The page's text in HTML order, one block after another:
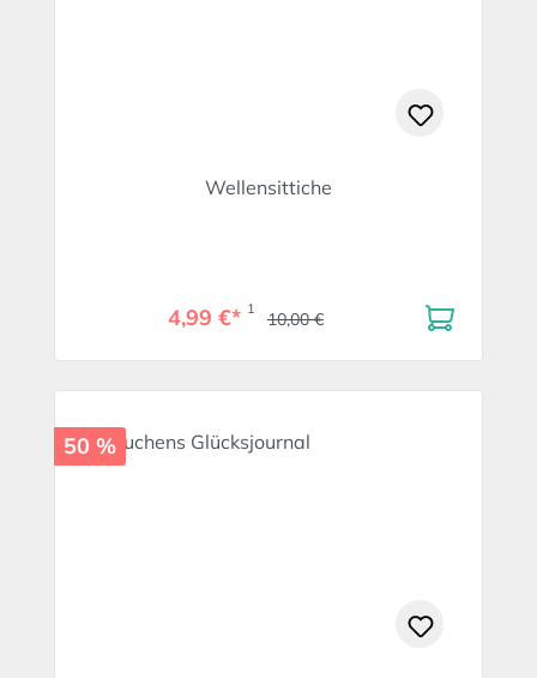
Wellensittiche
4,99 €* 1 10,00 €
50 %